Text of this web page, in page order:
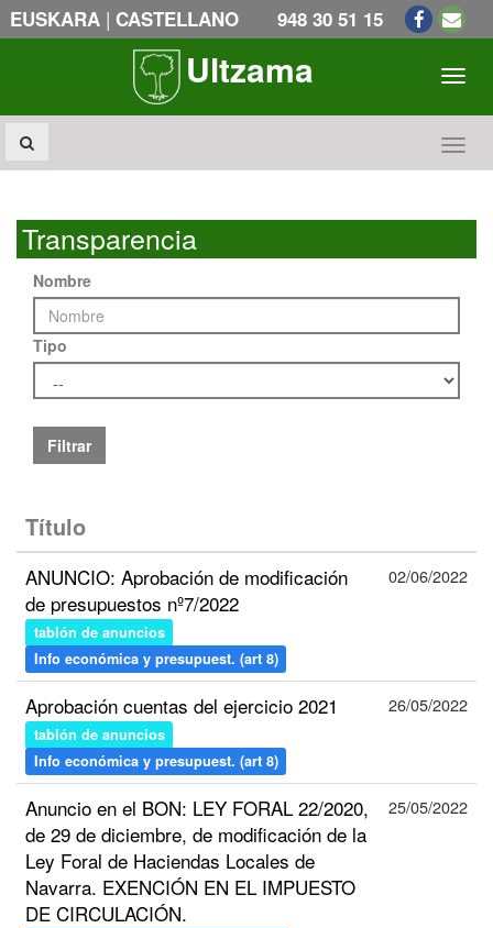
EUSKARA | CASTELLANO 948 30 51 15
Ultzama
Transparencia
Nombre
Tipo
Filtrar
Título
ANUNCIO: Aprobación de modificación
de presupuestos nº7/2022
tablón de anuncios
Info económica y presupuest. (art 8)
02/06/2022
Aprobación cuentas del ejercicio 2021
tablón de anuncios
Info económica y presupuest. (art 8)
26/05/2022
Anuncio en el BON: LEY FORAL 22/2020,
de 29 de diciembre, de modificación de la
Ley Foral de Haciendas Locales de
Navarra. EXENCIÓN EN EL IMPUESTO
DE CIRCULACIÓN.
25/05/2022